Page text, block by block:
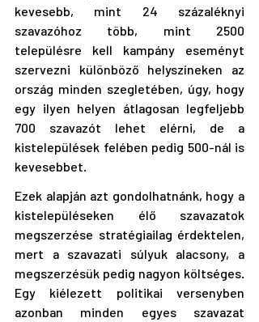
kevesebb, mint 24 százaléknyi
szavazóhoz több, mint 2500
településre kell kampány eseményt
szervezni különböző helyszíneken az
ország minden szegletében, úgy, hogy
egy ilyen helyen átlagosan legfeljebb
700 szavazót lehet elérni, de a
kistelepülések felében pedig 500-nál is
kevesebbet.
Ezek alapján azt gondolhatnánk, hogy a
kistelepüléseken élő szavazatok
megszerzése stratégiailag érdektelen,
mert a szavazati súlyuk alacsony, a
megszerzésük pedig nagyon költséges.
Egy kiélezett politikai versenyben
azonban minden egyes szavazat